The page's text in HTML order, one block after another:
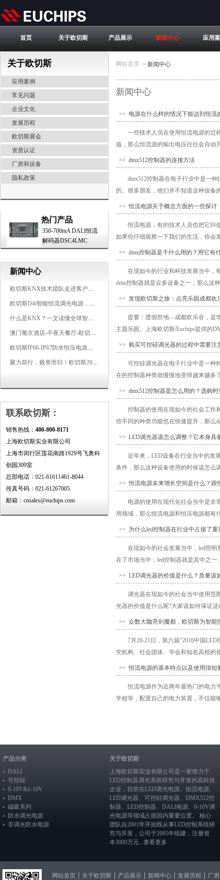
首页 关于欧切斯 产品展示 新闻中心 应用
关于欧切斯
应用案例
常见问题
企业文化
发展历程
欧切斯展会
资质认证
厂房和设备
隐私政策
热门产品
350-700mA DALI恒流
解码器DSC4LMC
新闻中心
欧切斯KNX技术团队走进客户企业，为智能照明项目提供专业技术支持
欧切斯D4i智能恒流调光电源，引领未来照明生态
什么是KNX？一文读懂全球智能建筑控制标准
澳门葡京酒店-不夜天餐厅-欧切斯KNX智能控制系统打造高端智慧空间
欧切斯IP66-IP67防水恒压电源，无惧风雨，智稳如一
聚力前行，载誉而归！欧切斯2026光亚展完美收官
联系欧切斯：
销售热线： 400-800-8171
上海欧切斯实业有限公司
上海市闵行区莲花南路1929号飞奥科
创园309室
总部电话：021-61611461-8044
传真号码：021-61267005
邮箱：cnsales@euchips.com
网站首页 > 新闻中心
新闻中心
>> 电源在什么样的情况下能达到恒流
一些技术人员在使用恒流电源的过
值，那么恒流源的输出电压往往会自动
>> dmx512控制器的连接方法
dmx512控制器在电子行业中是一
的。很多朋友，他们并不知道这种设备
>> 恒流电源关于概念方面的一些探讨
恒流电源，有的技术人员也把它叫
如果你仔细观察一下我们的生活，你会
>> dmx控制器是干什么用的？用它有
在现如今的行业和科技发展当中，
dmx控制器就是众多设备之一，那么这
>> 发现欧切斯之旅：点亮乐园成都欢
提要：度假胜地—成都欢乐谷，是
主题乐园。上海欧切斯/Euchips提供的
>> 购买可控硅调光器的过程中需要注
可控硅调光器在电子行业中是一种
在的控制器种类就慢慢地变得越来越多
>> dmx512控制器是怎么用的？选购
控制器的使用在现如今的社会工作
些不同的种类功能也在快速提升，那么
>> LED调光器该怎么调整？它本身具
近年来，LED设备在行业当中的发
条件，那么这种设备使用的时候该怎么
>> 恒流电源未来增长空间是什么？跟
电源的使用在现代化社会当中是非
用领域，那么恒流电源和恒压电源都有
>> 为什么led控制器在行业中占据了重
在现如今的社会发展当中，led照
在了市场当中，led控制器就是其中之
>> LED调光器的价值是什么？质量该
调光器在现如今的社会当中使用范
光器的价值是什么呢?大家该如何保证
>> 众数大咖亮剑魔都，欧切斯为智能
7月20-21日，第六届“2016中国
究机构、社会团体、学会和知名高校的
>> 恒流电源的基本特点以及使用须知
恒流电源作为近两年最热门的电力
学校等，配置自己的电力装置，不仅能
产品分类
DALI
可控硅
0-10V&1-10V
DMX
磁吸系列
防水调光电源
非调光防水电源
关于欧切斯
上海欧切斯实业有限公司是一家致力于
LED控制及调光系统研究与开发的高科技
企业，目前在LED调光电源、恒流电源、
LED调光器、 可控硅调光器、 DMX512控
制器、 LED控制器、 DALI电源、 0-10V调
光电源等领域占据国内重要位置。 核心
团队自2001年开始既从事LED控制系统研
究与开发，公司于2005年组建，注册资
本3000万元...查看更多
网站首页 关于欧切斯 产品展示 新闻中心 发展历程 厂